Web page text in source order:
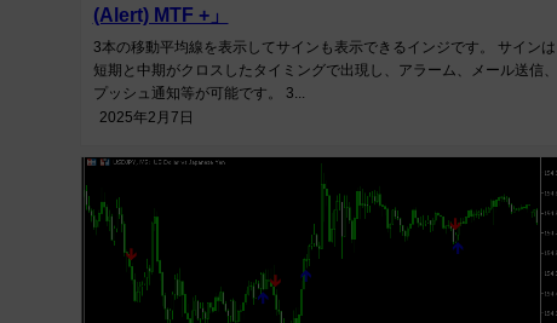
(Alert) MTF +」
3本の移動平均線を表示してサインも表示できるインジです。 サインは
短期と中期がクロスしたタイミングで出現し、アラーム、メール送信、
プッシュ通知等が可能です。 3...
2025年2月7日